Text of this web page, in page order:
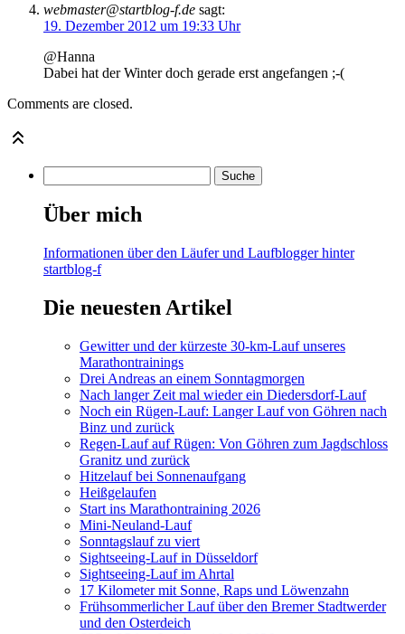
webmaster@startblog-f.de sagt:
19. Dezember 2012 um 19:33 Uhr
@Hanna
Dabei hat der Winter doch gerade erst angefangen ;-(
Comments are closed.
Über mich
Informationen über den Läufer und Laufblogger hinter
startblog-f
Die neuesten Artikel
Gewitter und der kürzeste 30-km-Lauf unseres
Marathontrainings
Drei Andreas an einem Sonntagmorgen
Nach langer Zeit mal wieder ein Diedersdorf-Lauf
Noch ein Rügen-Lauf: Langer Lauf von Göhren nach
Binz und zurück
Regen-Lauf auf Rügen: Von Göhren zum Jagdschloss
Granitz und zurück
Hitzelauf bei Sonnenaufgang
Heißgelaufen
Start ins Marathontraining 2026
Mini-Neuland-Lauf
Sonntagslauf zu viert
Sightseeing-Lauf in Düsseldorf
Sightseeing-Lauf im Ahrtal
17 Kilometer mit Sonne, Raps und Löwenzahn
Frühsommerlicher Lauf über den Bremer Stadtwerder
und den Osterdeich